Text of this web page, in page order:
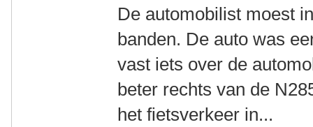
De automobilist moest
banden. De auto was
vast iets over de
beter rechts van de
het fietsverkeer in...